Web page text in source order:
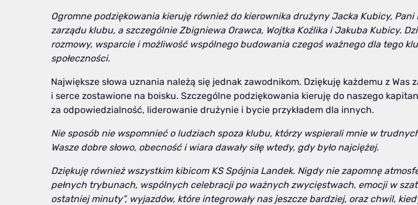
Ogromne podziękowania kieruję również do kierownika drużyny Jacka Kubicy, Pani
zarządu klubu, a szczególnie Zbigniewa Orawca, Wojtka Koźlika i Jakuba Kubicy.
rozmowy, wsparcie i możliwość wspólnego budowania czegoś ważnego dla tego
społeczności.
Największe słowa uznania należą się jednak zawodnikom. Dziękuję każdemu z Was
i serce zostawione na boisku. Szczególne podziękowania kieruję do naszego
za odpowiedzialność, liderowanie drużynie i bycie przykładem dla innych.
Nie sposób nie wspomnieć o ludziach spoza klubu, którzy wspierali mnie w
Wasze dobre słowo, obecność i wiara dawały siłę wtedy, gdy było najciężej.
Dziękuję również wszystkim kibicom KS Spójnia Landek. Nigdy nie zapomnę
pełnych trybunach, wspólnych celebracji po ważnych zwycięstwach, emocji w
ostatniej minuty”, wyjazdów, które integrowały nas jeszcze bardziej, oraz chwil,